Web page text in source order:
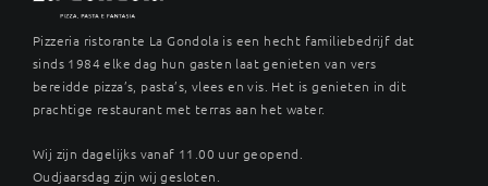
Pizzeria ristorante La Gondola is een hecht familiebedrijf dat
sinds 1984 elke dag hun gasten laat genieten van vers
bereidde pizza’s, pasta’s, vlees en vis. Het is genieten in dit
prachtige restaurant met terras aan het water.
Wij zijn dagelijks vanaf 11.00 uur geopend.
Oudjaarsdag zijn wij gesloten.